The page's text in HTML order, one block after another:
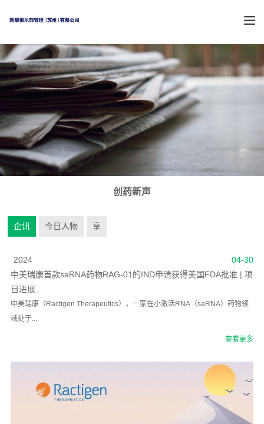
创药新声
企讯 今日人物 享
04-30
2024
中美瑞康首款saRNA药物RAG-01的IND申请获得美国FDA批准 | 项
目进展
中美瑞康（Ractigen Therapeutics），一家在小激活RNA（saRNA）药物领
域处于...
查看更多